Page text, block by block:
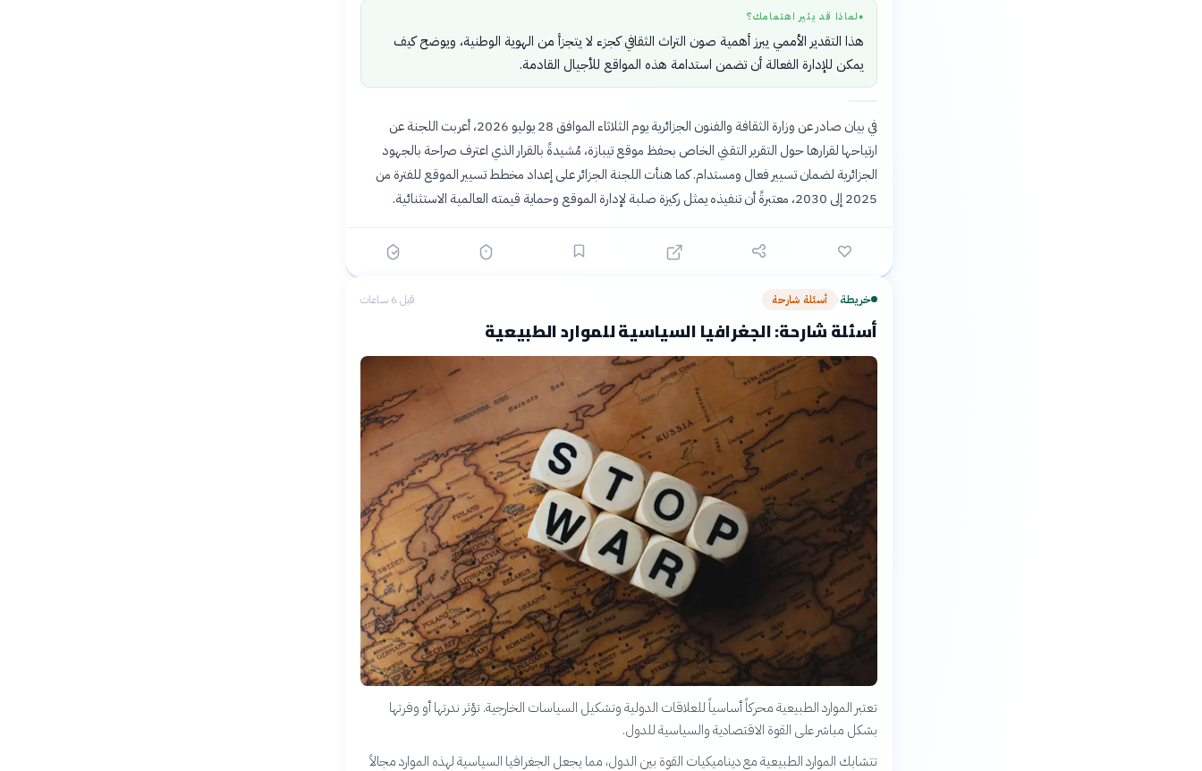
● لماذا قد يثير اهتمامك؟
هذا التقدير الأممي يبرز أهمية صون التراث الثقافي كجزء لا يتجزأ من الهوية الوطنية، ويوضح كيف
يمكن للإدارة الفعالة أن تضمن استدامة هذه المواقع للأجيال القادمة.
في بيان صادر عن وزارة الثقافة والفنون الجزائرية يوم الثلاثاء الموافق 28 يوليو 2026، أعربت اللجنة عن
ارتياحها لقرارها حول التقرير التقني الخاص بحفظ موقع تيبازة، مُشيدةً بالقرار الذي اعترف صراحة بالجهود
الجزائرية لضمان تسيير فعال ومستدام. كما هنأت اللجنة الجزائر على إعداد مخطط تسيير الموقع للفترة من
2025 إلى 2030، معتبرةً أن تنفيذه يمثل ركيزة صلبة لإدارة الموقع وحماية قيمته العالمية الاستثنائية.
خريطة› أسئلة شارحة قبل 6 ساعات
أسئلة شارحة: الجغرافيا السياسية للموارد الطبيعية
تعتبر الموارد الطبيعية محركاً أساسياً للعلاقات الدولية وتشكيل السياسات الخارجية. تؤثر ندرتها أو وفرتها
بشكل مباشر على القوة الاقتصادية والسياسية للدول.
تتشابك الموارد الطبيعية مع ديناميكيات القوة بين الدول، مما يجعل الجغرافيا السياسية لهذه الموارد مجالاً